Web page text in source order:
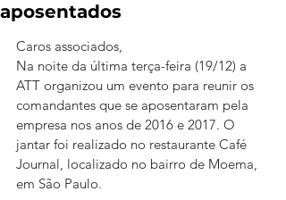
aposentados
Caros associados,
Na noite da última terça-feira (19/12) a
ATT organizou um evento para reunir os
comandantes que se aposentaram pela
empresa nos anos de 2016 e 2017. O
jantar foi realizado no restaurante Café
Journal, localizado no bairro de Moema,
em São Paulo.